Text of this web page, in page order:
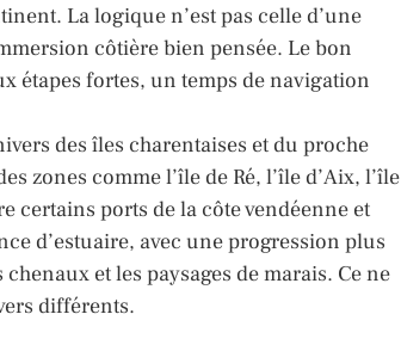
La logique n’est pas celle d’une
côtière bien pensée. Le bon
étapes fortes, un temps de navigation
des îles charentaises et du proche
zones comme l’île de Ré, l’île d’Aix, l’île
certains ports de la côte vendéenne et
d’estuaire, avec une progression plus
et les paysages de marais. Ce ne
différents.